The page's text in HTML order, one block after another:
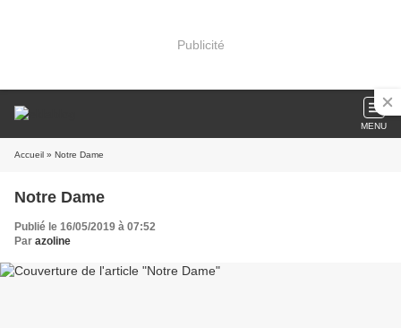
Publicité
MENU
Accueil » Notre Dame
Notre Dame
Publié le 16/05/2019 à 07:52
Par azoline